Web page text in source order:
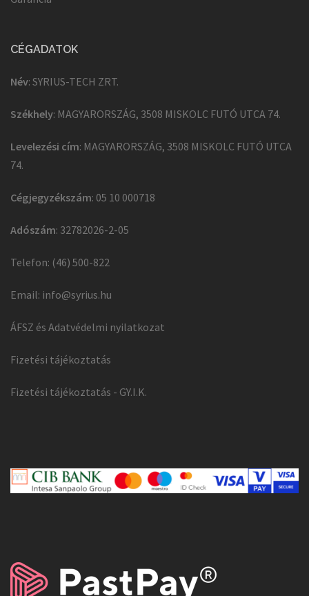
CÉGADATOK
Név: SYRIUS-TECH ZRT.
Székhely: MAGYARORSZÁG, 3508 MISKOLC FUTÓ UTCA 74.
Levelezési cím: MAGYARORSZÁG, 3508 MISKOLC FUTÓ UTCA
74.
Cégjegyzékszám: 05 10 000718
Adószám: 32782026-2-05
Telefon: (46) 500-822
Email: info@syrius.hu
ÁFSZ és Adatvédelmi nyilatkozat
Fizetési tájékoztatás
Fizetési tájékoztatás - GY.I.K.